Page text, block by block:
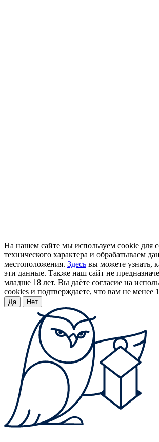
На нашем сайте мы используем cookie для
технического характера и обрабатываем
местоположения. Здесь вы можете узнать,
эти данные. Также наш сайт не
младше 18 лет. Вы даёте согласие на
cookies и подтверждаете, что вам не менее
Да Нет